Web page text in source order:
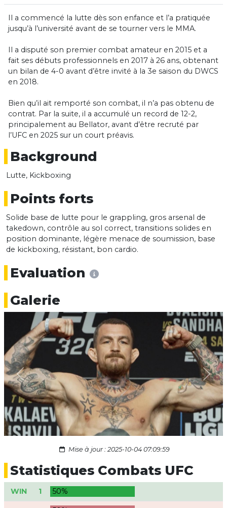
Il a commencé la lutte dès son enfance et l’a pratiquée
jusqu’à l’université avant de se tourner vers le MMA.
Il a disputé son premier combat amateur en 2015 et a
fait ses débuts professionnels en 2017 à 26 ans, obtenant
un bilan de 4-0 avant d’être invité à la 3e saison du DWCS
en 2018.
Bien qu’il ait remporté son combat, il n’a pas obtenu de
contrat. Par la suite, il a accumulé un record de 12-2,
principalement au Bellator, avant d’être recruté par
l’UFC en 2025 sur un court préavis.
Background
Lutte, Kickboxing
Points forts
Solide base de lutte pour le grappling, gros arsenal de
takedown, contrôle au sol correct, transitions solides en
position dominante, légère menace de soumission, base
de kickboxing, résistant, bon cardio.
Evaluation
Galerie
Previous Next
Mise à jour : 2025-10-04 07:09:59
Statistiques Combats UFC
WIN 1 50%